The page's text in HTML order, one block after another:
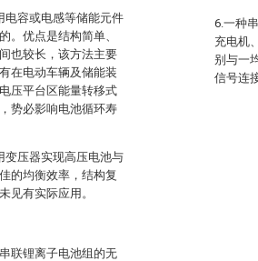
电容或电感等储能元件
。优点是结构简单、
也较长，该方法主要
在电动车辆及储能装
压平台区能量转移式
势必影响电池循环寿
变压器实现高压电池与
的均衡效率，结构复
见有实际应用。
联锂离子电池组的无
6.一种
充电机
别与一
信号连